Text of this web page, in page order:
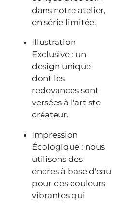
dans notre atelier,
en série limitée.
Illustration
Exclusive : un
design unique
dont les
redevances sont
versées à l'artiste
créateur.
Impression
Écologique : nous
utilisons des
encres à base d'eau
pour des couleurs
vibrantes qui